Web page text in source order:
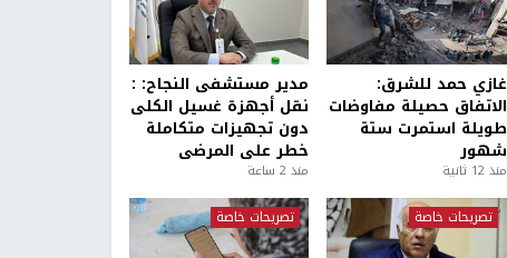
غازي حمد للشرق:
الاتفاق حصيلة مفاوضات
طويلة استمرت ستة
شهور
منذ 12 ثانية
مدير مستشفى النجاح: :
نقل أجهزة غسيل الكلى
دون تجهيزات متكاملة
خطر على المرضى
منذ 2 ساعة
تصريحات خاصة تصريحات خاصة